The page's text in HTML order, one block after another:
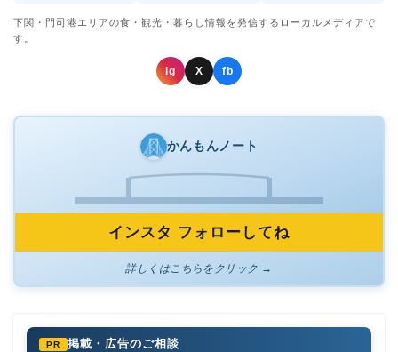
下関・門司港エリアの食・観光・暮らし情報を発信するローカルメディアで
す。
ig X fb
かんもんノート
インスタ フォローしてね
詳しくはこちらをクリック →
PR 掲載・広告のご相談